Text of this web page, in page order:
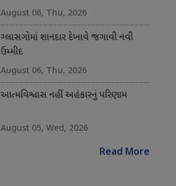
August 06, Thu, 2026
ગ્લાસગોમાં શાનદાર દેખાવે જગાવી નવી
ઉમ્મીદ
August 06, Thu, 2026
આત્મવિશ્વાસ નહીં અહંકારનું પરિણામ
August 05, Wed, 2026
Read More